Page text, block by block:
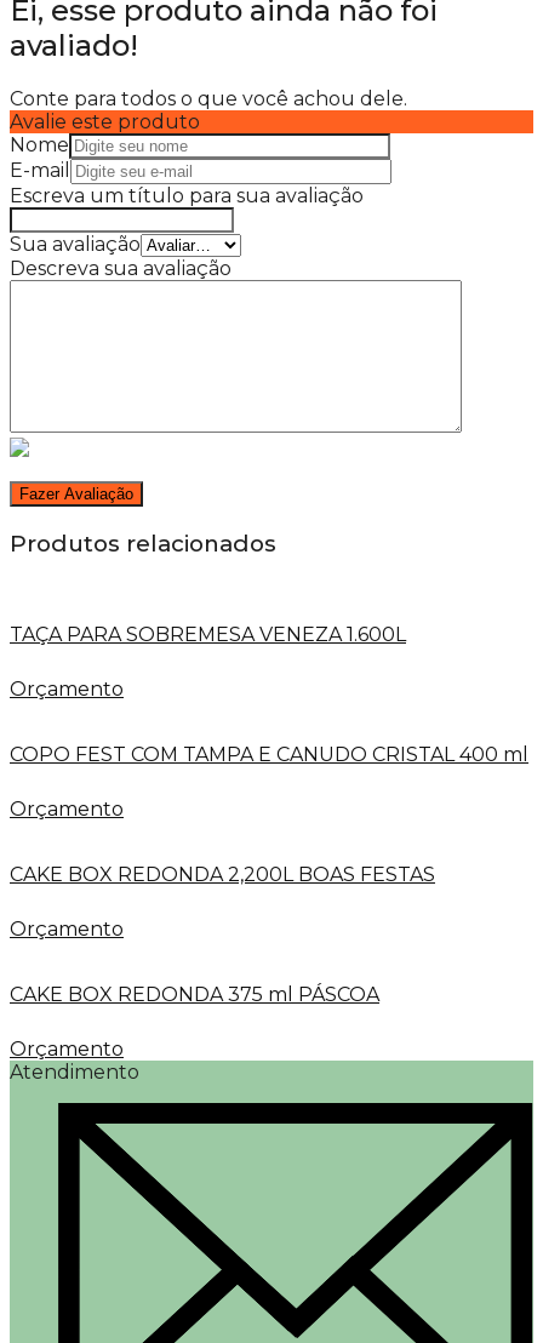
Ei, esse produto ainda não foi
avaliado!
Conte para todos o que você achou dele.
Avalie este produto
Nome
E-mail
Escreva um título para sua avaliação
Sua avaliação
Descreva sua avaliação
Produtos relacionados
TAÇA PARA SOBREMESA VENEZA 1.600L
Orçamento
COPO FEST COM TAMPA E CANUDO CRISTAL 400 ml
Orçamento
CAKE BOX REDONDA 2,200L BOAS FESTAS
Orçamento
CAKE BOX REDONDA 375 ml PÁSCOA
Orçamento
Atendimento